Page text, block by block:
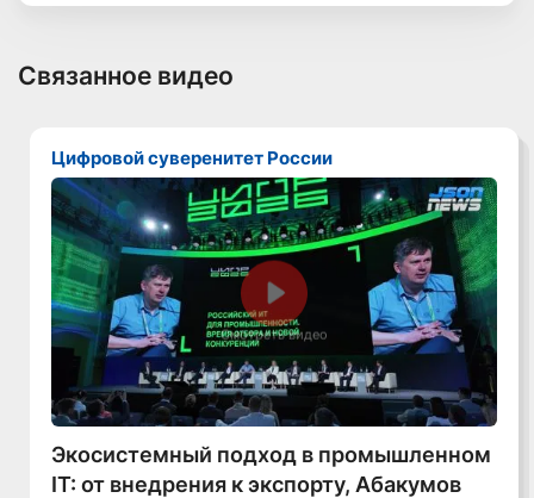
Связанное видео
Цифровой суверенитет России
Смотреть видео
Экосистемный подход в промышленном
IT: от внедрения к экспорту, Абакумов